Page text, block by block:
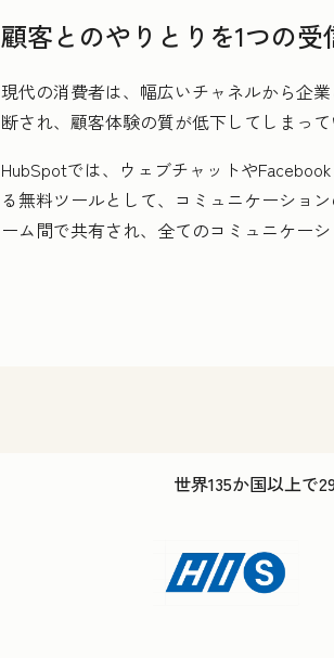
顧客とのやりとりを1つの
現代の消費者は、幅広いチャネルから企
断され、顧客体験の質が低下してしまって
HubSpotでは、ウェブチャットや
る無料ツールとして、コミュニケーショ
ーム間で共有され、全てのコミュニケー
世界135か国以上で